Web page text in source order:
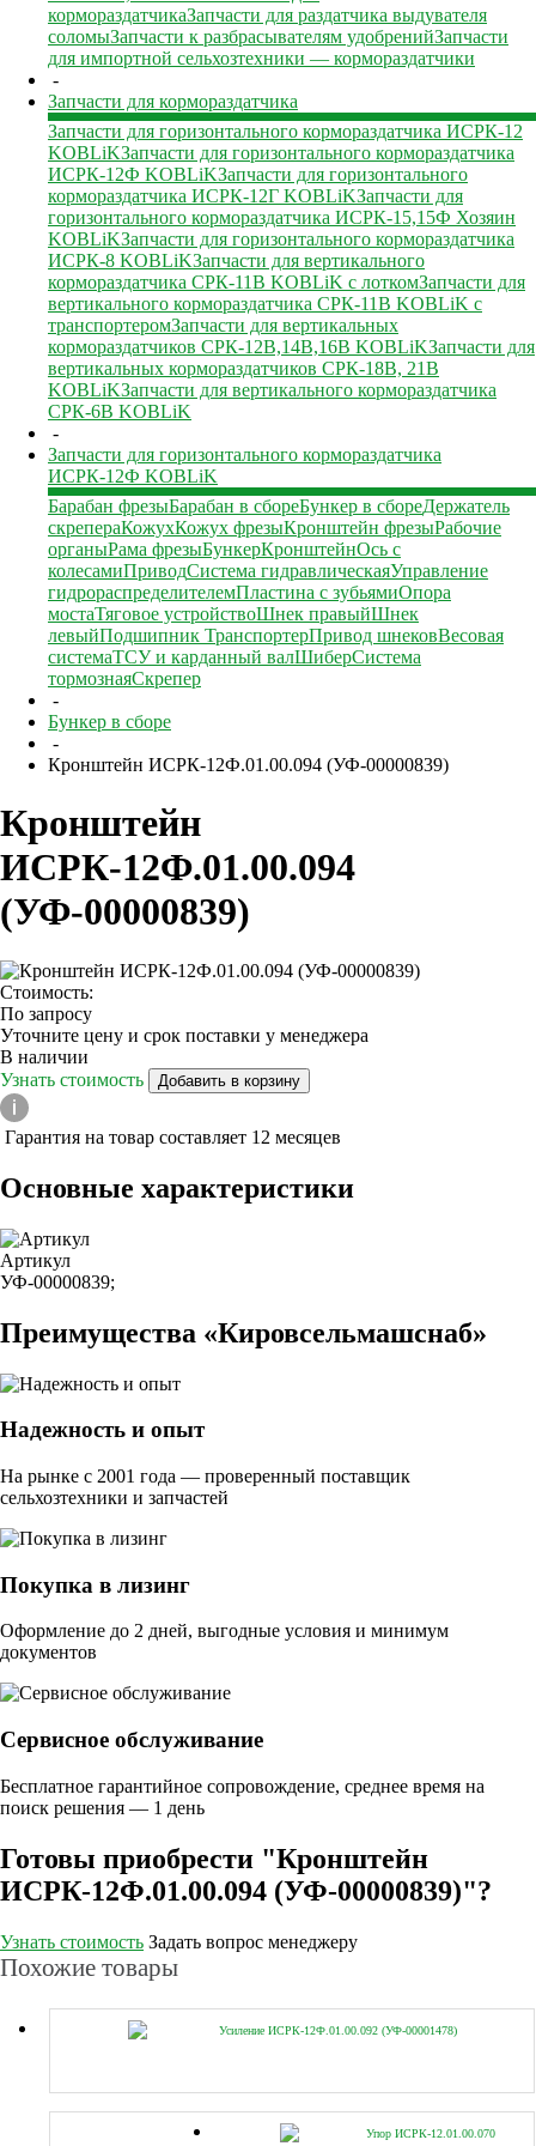
кормораздатчикаЗапчасти для раздатчика выдувателя
соломыЗапчасти к разбрасывателям удобренийЗапчасти
для импортной сельхозтехники — кормораздатчики
-
Запчасти для кормораздатчика
Запчасти для горизонтального кормораздатчика ИСРК-12
KOBLiKЗапчасти для горизонтального кормораздатчика
ИСРК-12Ф KOBLiKЗапчасти для горизонтального
кормораздатчика ИСРК-12Г KOBLiKЗапчасти для
горизонтального кормораздатчика ИСРК-15,15Ф Хозяин
KOBLiKЗапчасти для горизонтального кормораздатчика
ИСРК-8 KOBLiKЗапчасти для вертикального
кормораздатчика СРК-11В KOBLiK с лоткомЗапчасти для
вертикального кормораздатчика СРК-11В KOBLiK с
транспортеромЗапчасти для вертикальных
кормораздатчиков СРК-12В,14В,16В KOBLiKЗапчасти для
вертикальных кормораздатчиков СРК-18В, 21В
KOBLiKЗапчасти для вертикального кормораздатчика
СРК-6В KOBLiK
-
Запчасти для горизонтального кормораздатчика
ИСРК-12Ф KOBLiK
Барабан фрезыБарабан в сбореБункер в сбореДержатель
скрепераКожухКожух фрезыКронштейн фрезыРабочие
органыРама фрезыБункерКронштейнОсь с
колесамиПриводСистема гидравлическаяУправление
гидрораспределителемПластина с зубьямиОпора
мостаТяговое устройствоШнек правыйШнек
левыйПодшипник ТранспортерПривод шнековВесовая
системаТСУ и карданный валШиберСистема
тормознаяСкрепер
-
Бункер в сборе
-
Кронштейн ИСРК-12Ф.01.00.094 (УФ-00000839)
Кронштейн
ИСРК-12Ф.01.00.094
(УФ-00000839)
Стоимость:
По запросу
Уточните цену и срок поставки у менеджера
В наличии
Узнать стоимость
Добавить в корзину
Гарантия на товар составляет 12 месяцев
Основные характеристики
Артикул
УФ-00000839;
Преимущества «Кировсельмашснаб»
Надежность и опыт
На рынке с 2001 года — проверенный поставщик
сельхозтехники и запчастей
Покупка в лизинг
Оформление до 2 дней, выгодные условия и минимум
документов
Сервисное обслуживание
Бесплатное гарантийное сопровождение, среднее время на
поиск решения — 1 день
Готовы приобрести "Кронштейн
ИСРК-12Ф.01.00.094 (УФ-00000839)"?
Узнать стоимость Задать вопрос менеджеру
Похожие товары
Усиление ИСРК-12Ф.01.00.092 (УФ-00001478)
Упор ИСРК-12.01.00.070